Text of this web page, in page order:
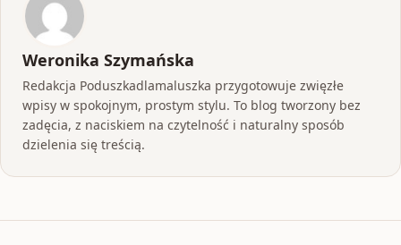
Weronika Szymańska
Redakcja Poduszkadlamaluszka przygotowuje zwięzłe
wpisy w spokojnym, prostym stylu. To blog tworzony bez
zadęcia, z naciskiem na czytelność i naturalny sposób
dzielenia się treścią.